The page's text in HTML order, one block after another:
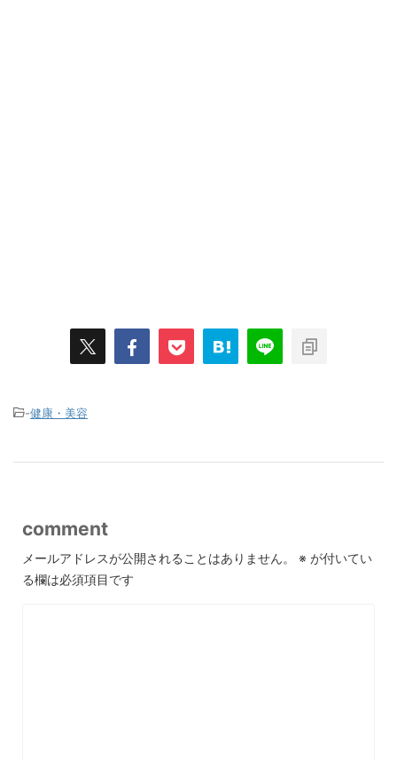
-健康・美容
comment
メールアドレスが公開されることはありません。 ※ が付いてい
る欄は必須項目です